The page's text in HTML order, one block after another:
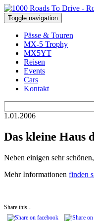
Toggle navigation
Pässe & Touren
MX-5 Trophy
MX5YT
Reisen
Events
Cars
Kontakt
nach:
1.01.2006
Das kleine Haus
Neben einigen sehr
Mehr Informationen finden
Share this...